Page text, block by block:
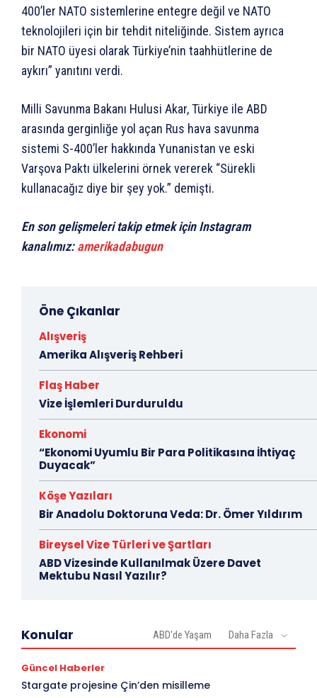
400’ler NATO sistemlerine entegre değil ve NATO
teknolojileri için bir tehdit niteliğinde. Sistem ayrıca
bir NATO üyesi olarak Türkiye’nin taahhütlerine de
aykırı” yanıtını verdi.
Milli Savunma Bakanı Hulusi Akar, Türkiye ile ABD
arasında gerginliğe yol açan Rus hava savunma
sistemi S-400’ler hakkında Yunanistan ve eski
Varşova Paktı ülkelerini örnek vererek “Sürekli
kullanacağız diye bir şey yok.” demişti.
En son gelişmeleri takip etmek için Instagram
kanalımız:amerikadabugun
Öne Çıkanlar
Alışveriş
Amerika Alışveriş Rehberi
Flaş Haber
Vize İşlemleri Durduruldu
Ekonomi
“Ekonomi Uyumlu Bir Para Politikasına İhtiyaç
Duyacak”
Köşe Yazıları
Bir Anadolu Doktoruna Veda: Dr. Ömer Yıldırım
Bireysel Vize Türleri ve Şartları
ABD Vizesinde Kullanılmak Üzere Davet
Mektubu Nasıl Yazılır?
Konular ABD'de Yaşam Daha Fazla
Güncel Haberler
Stargate projesine Çin’den misilleme